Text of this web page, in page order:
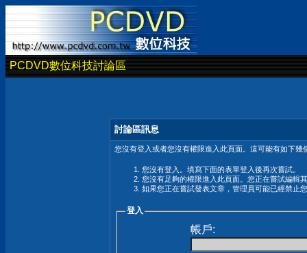
PCDVD數位科技討論區
討論區訊息
您沒有登入或者您沒有權限進入此頁面。這可能有如下幾
您沒有登入。填寫下面的表單登入後再次嘗試。
您沒有足夠的權限進入此頁面。您正在嘗試編輯
如果您正在嘗試發表文章，管理員可能已經禁止
登入
帳戶: